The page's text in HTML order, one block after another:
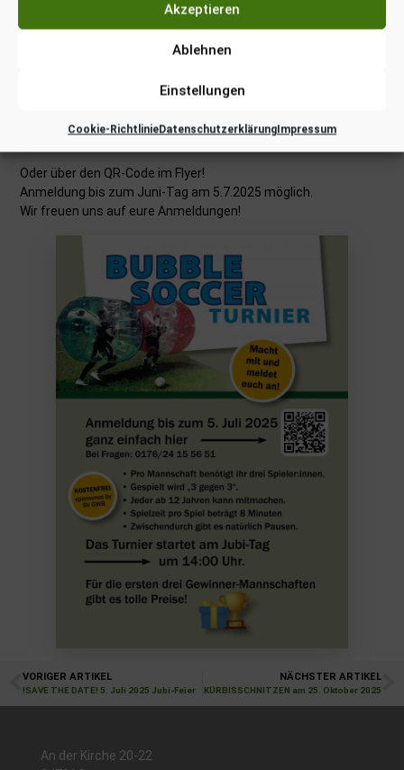
Akzeptieren
Ablehnen
Einstellungen
Cookie-RichtlinieDatenschutzerklärungImpressum
2025
Bubble Soccer Turnier an! Spaß ist garantiert.
Per Link hier:Anmeldung BUBBLE SOCCER
Oder über den QR-Code im Flyer!
Anmeldung bis zum Juni-Tag am 5.7.2025 möglich.
Wir freuen uns auf eure Anmeldungen!
VORIGER ARTIKEL
!SAVE THE DATE! 5. Juli 2025 Jubi-Feier
NÄCHSTER ARTIKEL
KÜRBISSCHNITZEN am 25. Oktober 2025
An der Kirche 20-22